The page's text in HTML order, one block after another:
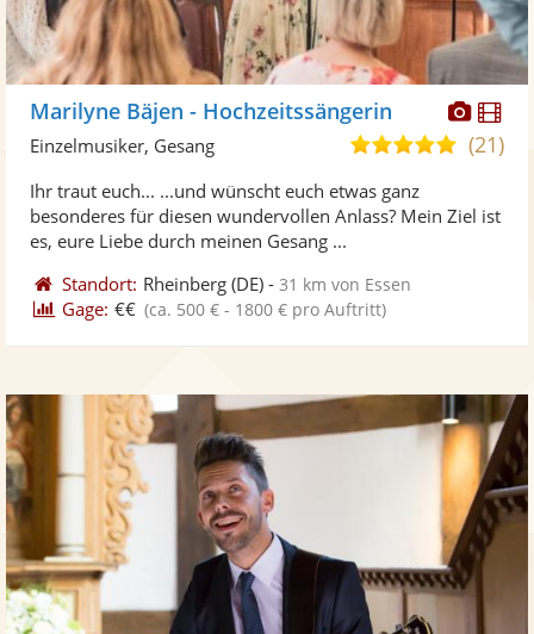
Marilyne Bäjen - Hochzeitssängerin
4,9(21)
Einzelmusiker, Gesang
Ihr traut euch... ...und wünscht euch etwas ganz
besonderes für diesen wundervollen Anlass? Mein Ziel ist
es, eure Liebe durch meinen Gesang ...
Standort: Rheinberg (DE) -31 km von Essen
Gage: €€ (ca. 500 € - 1800 € pro Auftritt)